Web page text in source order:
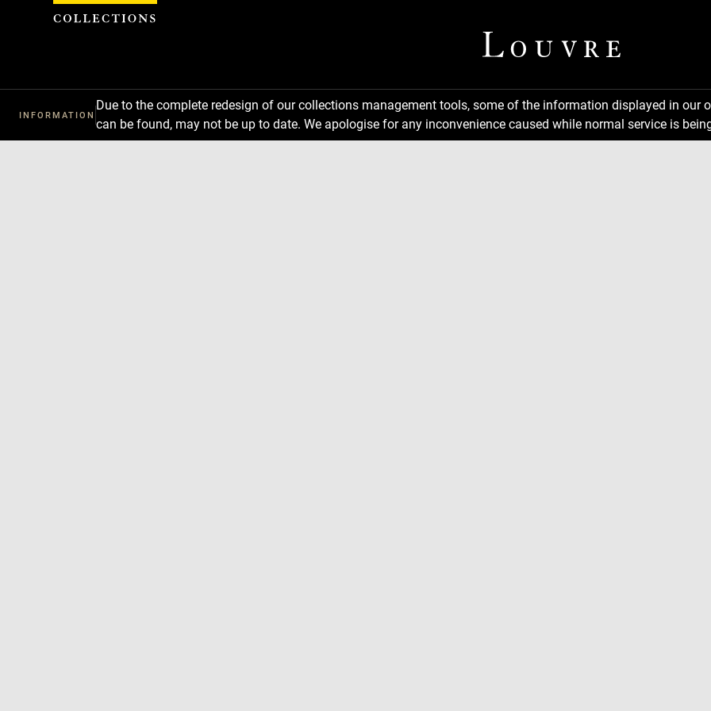
INFORMATION
Due to the complete redesign of our collections management tools, some of the information displayed in
can be found, may not be up to date. We apologise for any inconvenience caused while normal service is
Cookies management panel